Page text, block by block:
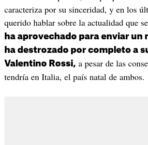
caracteriza por su sinceridad, y en los
querido hablar sobre la actualidad que
ha aprovechado para enviar un
ha destrozado por completo a
Valentino Rossi, a pesar de las
tendría en Italia, el país natal de ambos.